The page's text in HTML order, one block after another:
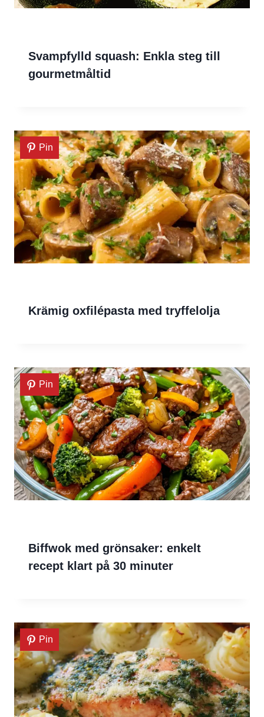
Svampfylld squash: Enkla steg till
gourmetmåltid
Pin
Krämig oxfilépasta med tryffelolja
Pin
Biffwok med grönsaker: enkelt
recept klart på 30 minuter
Pin